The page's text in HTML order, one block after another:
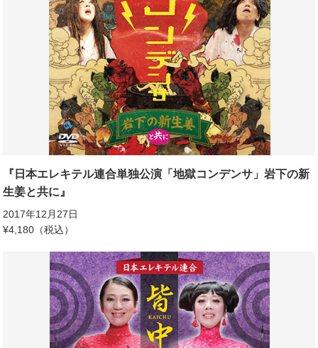
『日本エレキテル連合単独公演「地獄コンデンサ」岩下の新
生姜と共に』
2017年12月27日
¥4,180（税込）